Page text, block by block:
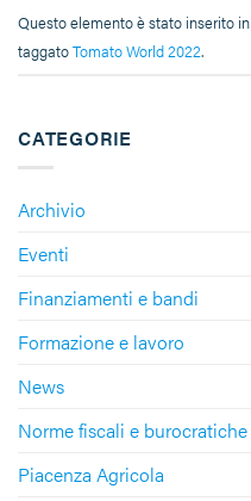
CATEGORIE
Archivio
Eventi
Finanziamenti e bandi
Formazione e lavoro
News
Norme fiscali e burocratiche
Piacenza Agricola
Questo elemento è stato inserito in
taggatoTomato World 2022.